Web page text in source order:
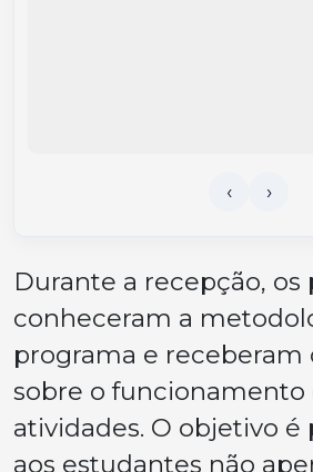
Durante a recepção,
conheceram a
programa e receberam
sobre o funcionamento
atividades. O objetivo
aos estudantes não